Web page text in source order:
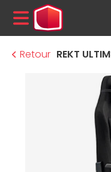
MENU
Retour REKT